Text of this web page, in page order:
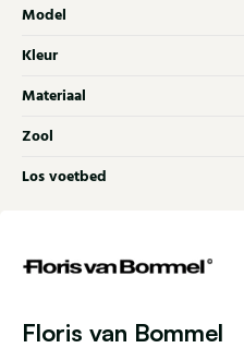
Model
Kleur
Materiaal
Zool
Los voetbed
Floris van Bommel